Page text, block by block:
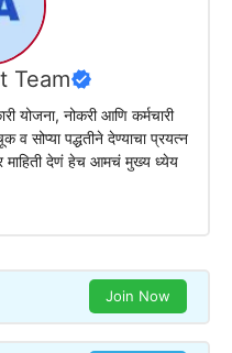
Team
योजना, नोकरी आणि कर्मचारी
व सोप्या पद्धतीने देण्याचा प्रयत्न
देणं हेच आमचं मुख्य ध्येय
Join Now